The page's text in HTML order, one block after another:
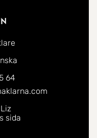
kan koppla av och
sitt unika läge är
livsstil och
språk:
64
sida